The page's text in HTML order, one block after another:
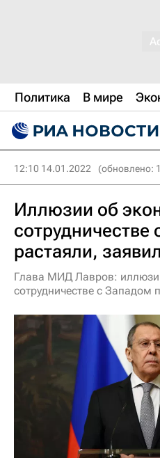
Политика В мире
12:10 14.01.2022 (обновлено:
Иллюзии об
сотрудничестве
растаяли,
Глава МИД Лавров:
сотрудничестве с Западом